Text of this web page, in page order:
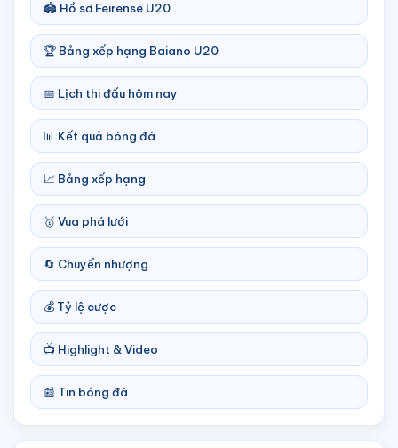
🏟️ Hồ sơ Feirense U20
🏆 Bảng xếp hạng Baiano U20
📅 Lịch thi đấu hôm nay
📊 Kết quả bóng đá
📈 Bảng xếp hạng
🥇 Vua phá lưới
🔄 Chuyển nhượng
💰 Tỷ lệ cược
📺 Highlight & Video
📰 Tin bóng đá